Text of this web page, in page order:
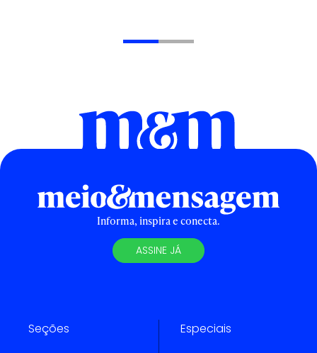
Informa, inspira e conecta.
ASSINE JÁ
Seções Especiais